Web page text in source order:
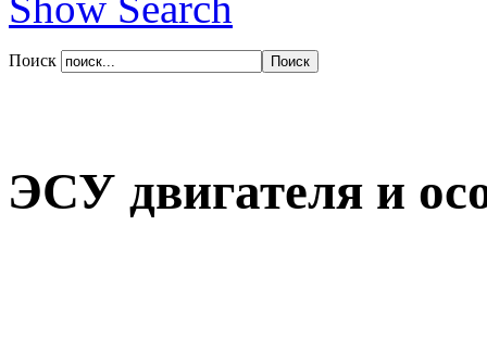
Поиск
ЭСУ двигателя и